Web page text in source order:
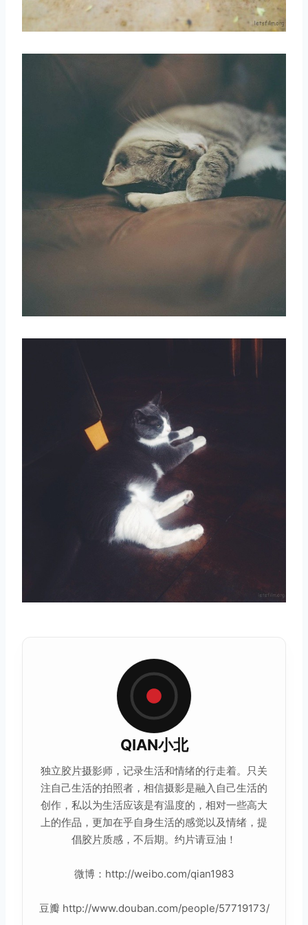
QIAN小北
独立胶片摄影师，记录生活和情绪的行走着。只关
注自己生活的拍照者，相信摄影是融入自己生活的
创作，私以为生活应该是有温度的，相对一些高大
上的作品 ，更加在乎自身生活的感觉以及情绪，提
倡胶片质感，不后期。约片请豆油！
微博：http://weibo.com/qian1983
豆瓣 http://www.douban.com/people/57719173/